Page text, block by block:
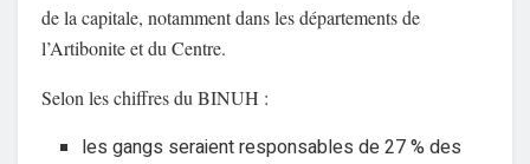
de la capitale, notamment dans les départements de
l’Artibonite et du Centre.
Selon les chiffres du BINUH :
les gangs seraient responsables de 27 % des